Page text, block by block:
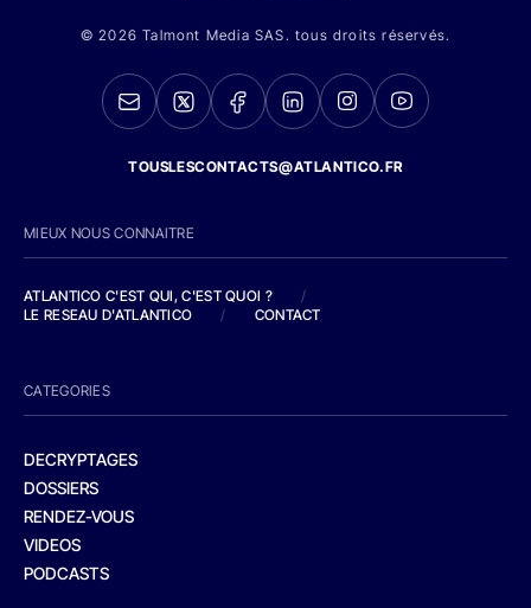
© 2026 Talmont Media SAS. tous droits réservés.
TOUSLESCONTACTS@ATLANTICO.FR
MIEUX NOUS CONNAITRE
ATLANTICO C'EST QUI, C'EST QUOI ?
/
LE RESEAU D'ATLANTICO
/ CONTACT
CATEGORIES
DECRYPTAGES
DOSSIERS
RENDEZ-VOUS
VIDEOS
PODCASTS